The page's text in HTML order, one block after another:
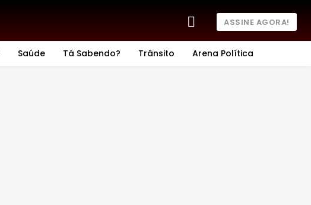
ASSINE AGORA!
Saúde Tá Sabendo? Trânsito Arena Política